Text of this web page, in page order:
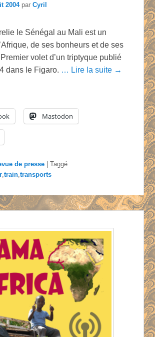
2004 parCyril
le Sénégal au Mali est un
de ses bonheurs et de ses
volet d’un triptyque publié
dans le Figaro. … Lire la suite →
Mastodon
de presse |Taggé
,train ,transports